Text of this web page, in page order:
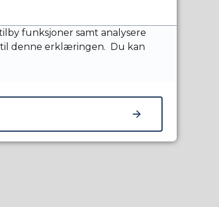
på telefon:
970.
funksjoner samt analysere
denne erklæringen. Du kan